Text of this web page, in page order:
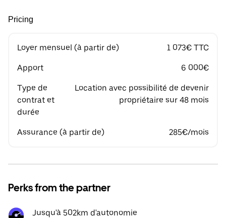
Pricing
Loyer mensuel (à partir de) 1 073€ TTC
Apport 6 000€
Type de
contrat et
durée
Location avec possibilité de devenir
propriétaire sur 48 mois
Assurance (à partir de) 285€/mois
Perks from the partner
Jusqu'à 502km d'autonomie